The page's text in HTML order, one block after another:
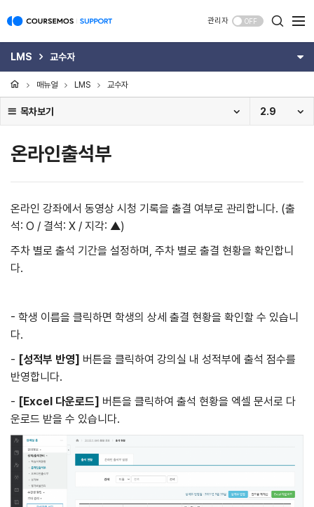
관리자 OFF
LMS 교수자
매뉴얼 LMS 교수자
목차보기 2.9
온라인출석부
온라인 강좌에서 동영상 시청 기록을 출결 여부로 관리합니다. (출
석: O / 결석: X / 지각: ▲)
주차 별로 출석 기간을 설정하며, 주차 별로 출결 현황을 확인합니
다.
- 학생 이름을 클릭하면 학생의 상세 출결 현황을 확인할 수 있습니
다.
- [성적부 반영] 버튼을 클릭하여 강의실 내 성적부에 출석 점수를
반영합니다.
- [Excel 다운로드] 버튼을 클릭하여 출석 현황을 엑셀 문서로 다
운로드 받을 수 있습니다.